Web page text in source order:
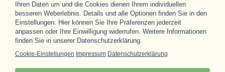
Ihren Daten um und die Cookies dienen Ihrem individuellen
besseren Weberlebnis. Details und alle Optionen finden Sie in den
Einstellungen. Hier können Sie Ihre Präferenzen jederzeit
anpassen oder Ihre Einwilligung widerrufen. Weitere Informationen
finden Sie in unserer Datenschutzerklärung.
Cookie-Einstellungen Impressum Datenschutzerklärung